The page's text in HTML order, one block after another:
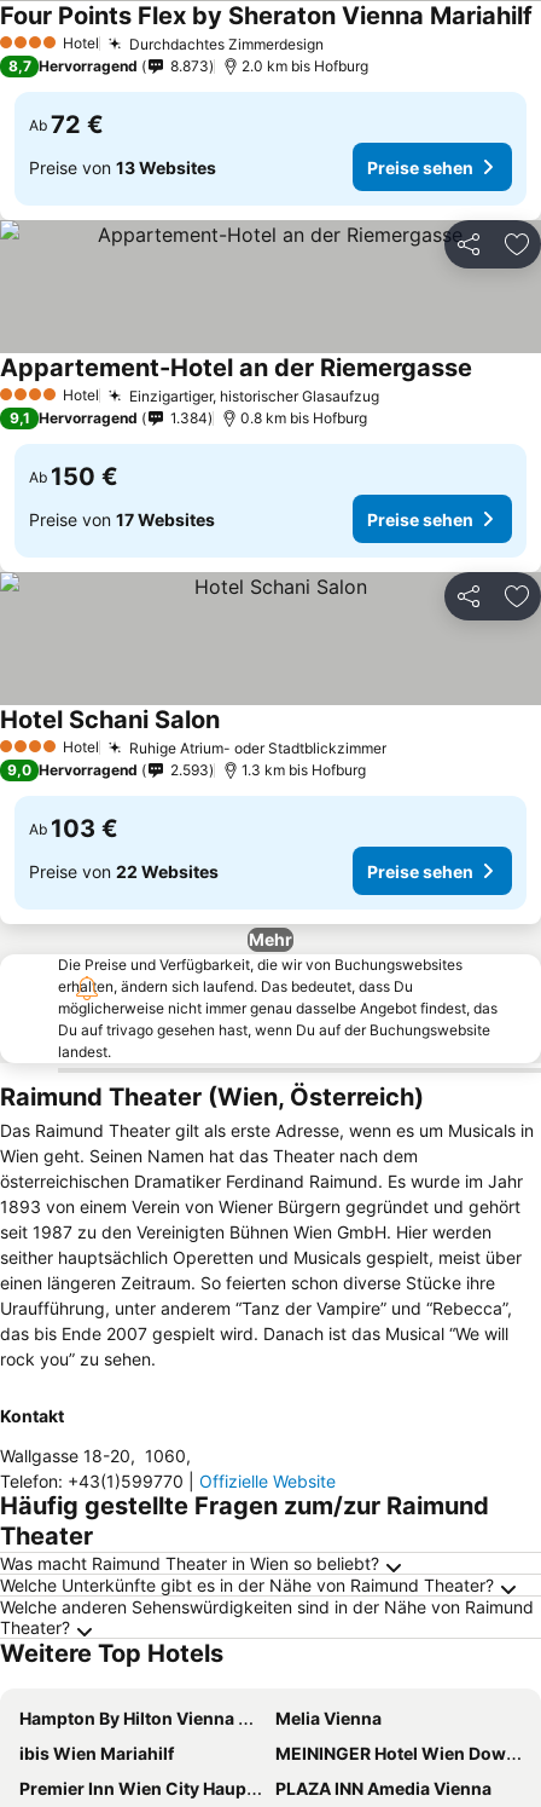
4 Sterne Hotel Durchdachtes Zimmerdesign
Four Points Flex by Sheraton Vienna Mariahilf
8,7 Hervorragend 8.873 2.0 km bis Hofburg
Ab 72 €
Preise von 13 Websites Preise sehen
Teilen
4 Sterne Hotel Einzigartiger, historischer Glasaufzug
Appartement-Hotel an der Riemergasse
9,1 Hervorragend 1.384 0.8 km bis Hofburg
Ab 150 €
Preise von 17 Websites Preise sehen
Teilen
4 Sterne Hotel Ruhige Atrium- oder Stadtblickzimmer
Hotel Schani Salon
9,0 Hervorragend 2.593 1.3 km bis Hofburg
Ab 103 €
Preise von 22 Websites Preise sehen
Mehr
Die Preise und Verfügbarkeit, die wir von Buchungswebsites
erhalten, ändern sich laufend. Das bedeutet, dass Du
möglicherweise nicht immer genau dasselbe Angebot findest, das
Du auf trivago gesehen hast, wenn Du auf der Buchungswebsite
landest.
Raimund Theater (Wien, Österreich)
Das Raimund Theater gilt als erste Adresse, wenn es um Musicals in
Wien geht. Seinen Namen hat das Theater nach dem
österreichischen Dramatiker Ferdinand Raimund. Es wurde im Jahr
1893 von einem Verein von Wiener Bürgern gegründet und gehört
seit 1987 zu den Vereinigten Bühnen Wien GmbH. Hier werden
seither hauptsächlich Operetten und Musicals gespielt, meist über
einen längeren Zeitraum. So feierten schon diverse Stücke ihre
Uraufführung, unter anderem “Tanz der Vampire” und “Rebecca”,
das bis Ende 2007 gespielt wird. Danach ist das Musical “We will
rock you” zu sehen.
Kontakt
Wallgasse 18-20, 1060,
Telefon: +43(1)599770 Offizielle Website
Häufig gestellte Fragen zum/zur Raimund
Theater
Was macht Raimund Theater in Wien so beliebt?
Welche Unterkünfte gibt es in der Nähe von Raimund Theater?
Welche anderen Sehenswürdigkeiten sind in der Nähe von Raimund
Theater?
Weitere Top Hotels
Hampton By Hilton Vienna City West
Melia Vienna
ibis Wien Mariahilf
MEININGER Hotel Wien Downtown Franz
Premier Inn Wien City Hauptbahnhof
PLAZA INN Amedia Vienna